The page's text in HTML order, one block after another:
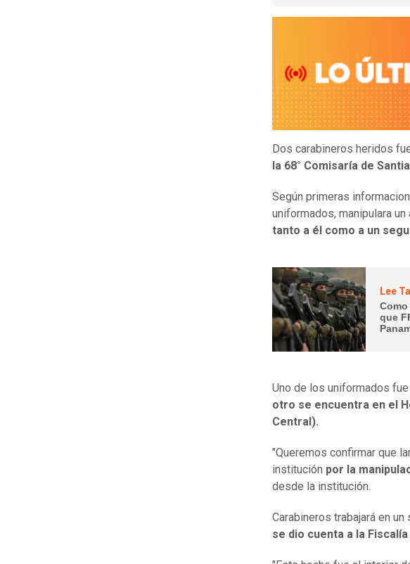
Dos carabineros heridos
la 68° Comisaría de
Según primeras
uniformados, manipulara un
tanto a él como a un
Lee
que
Uno de los uniformados
otro se encuentra en el
Central).
"Queremos confirmar que
institución por la
desde la institución.
Carabineros trabajará en
se dio cuenta a la